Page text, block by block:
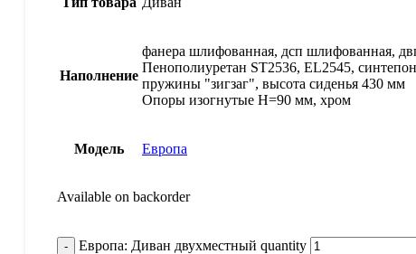
Наполнение
фанера шлифованная, дсп шлифованная,
Пенополиуретан ST2536, EL2545,
пружины "зигзаг", высота сиденья 430 мм
Опоры изогнутые Н=90 мм, хром
Модель Европа
Available on backorder
Европа: Диван двухместный quantity